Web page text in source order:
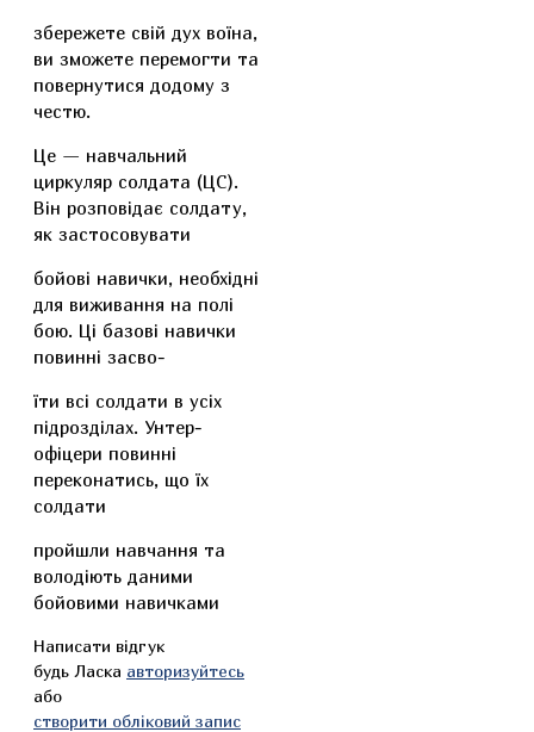
збережете свій дух воїна,
ви зможете перемогти та
повернутися додому з
честю.
Це — навчальний
циркуляр солдата (ЦС).
Він розповідає солдату,
як застосовувати
бойові навички, необхідні
для виживання на полі
бою. Ці базові навички
повинні засво-
їти всі солдати в усіх
підрозділах. Унтер-
офіцери повинні
переконатись, що їх
солдати
пройшли навчання та
володіють даними
бойовими навичками
Написати відгук
будь Ласка авторизуйтесь
або
створити обліковий запис